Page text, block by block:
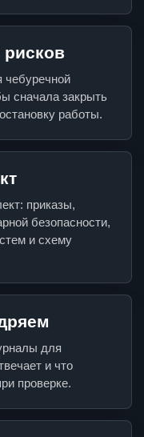
чебуречной
сначала закрыть
работы.
приказы,
безопасности,
и схему
для
и что
проверке.